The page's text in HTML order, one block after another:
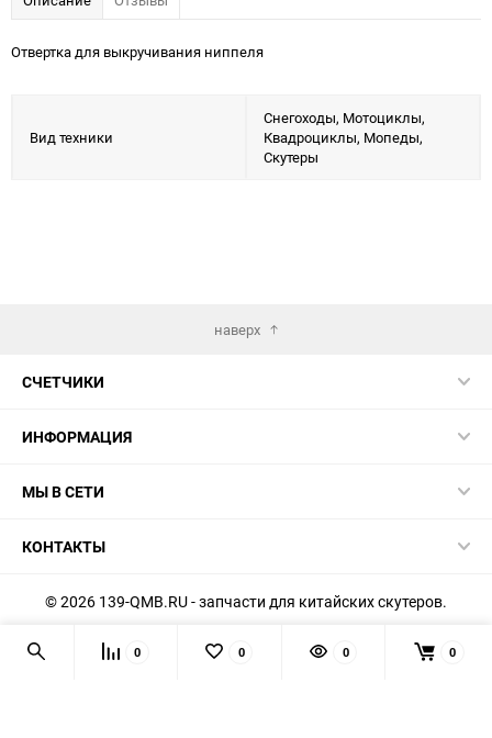
Отвертка для выкручивания ниппеля
Вид техники
Снегоходы, Мотоциклы,
Квадроциклы, Мопеды,
Скутеры
наверх
СЧЕТЧИКИ
ИНФОРМАЦИЯ
МЫ В СЕТИ
КОНТАКТЫ
© 2026 139-QMB.RU - запчасти для китайских скутеров.
Мы получаем и обрабатываем персональные данные
посетителей нашего сайта в соответствии с
официальной
0 0 0 0